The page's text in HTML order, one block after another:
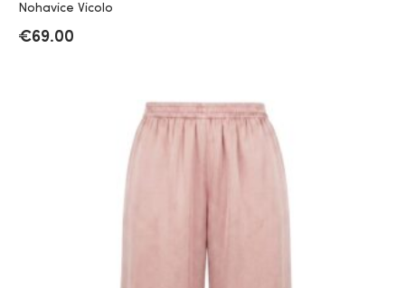
Nohavice Vicolo
€69.00